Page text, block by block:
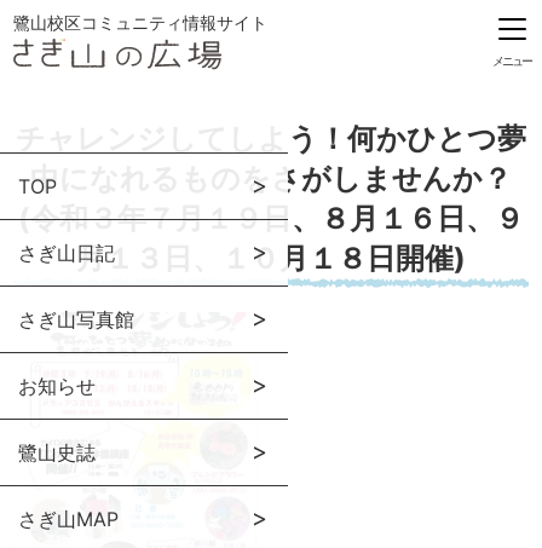
鷺山校区コミュニティ情報サイト
メニュー
TOP
さぎ山日記
さぎ山写真館
お知らせ
鷺山史誌
さぎ山MAP
チャレンジしてしよう！何かひとつ夢
中になれるものをさがしませんか？
(令和３年７月１９日、８月１６日、９
月１３日、１０月１８日開催)